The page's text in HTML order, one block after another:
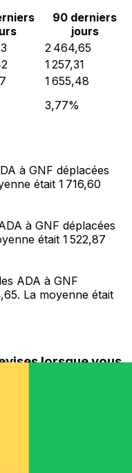
90 derniers
jours
2 464,65
1 257,31
1 655,48
3,77%
à GNF déplacées
était 1 716,60
à GNF déplacées
était 1 522,87
ADA à GNF
La moyenne était
lorsque vous